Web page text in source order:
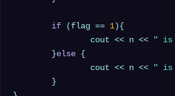
if (flag == 1 ){
		cout << n <<
" is
	}
else {
		cout << n <<
" is